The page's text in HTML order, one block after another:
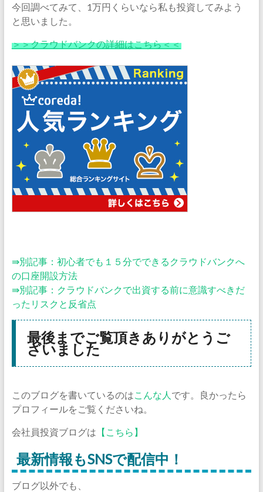
今回調べてみて、1万円くらいなら私も投資してみよう
と思いました。
＞＞クラウドバンクの詳細はこちら＜＜
⇛別記事：初心者でも１５分でできるクラウドバンクへ
の口座開設方法
⇛別記事：クラウドバンクで出資する前に意識すべきだ
ったリスクと反省点
最後までご覧頂きありがとうご
ざいました
このブログを書いているのはこんな人 です。良かったら
プロフィールをご覧くださいね。
会社員投資ブログは 【こちら】
最新情報もSNSで配信中！
ブログ以外でも、